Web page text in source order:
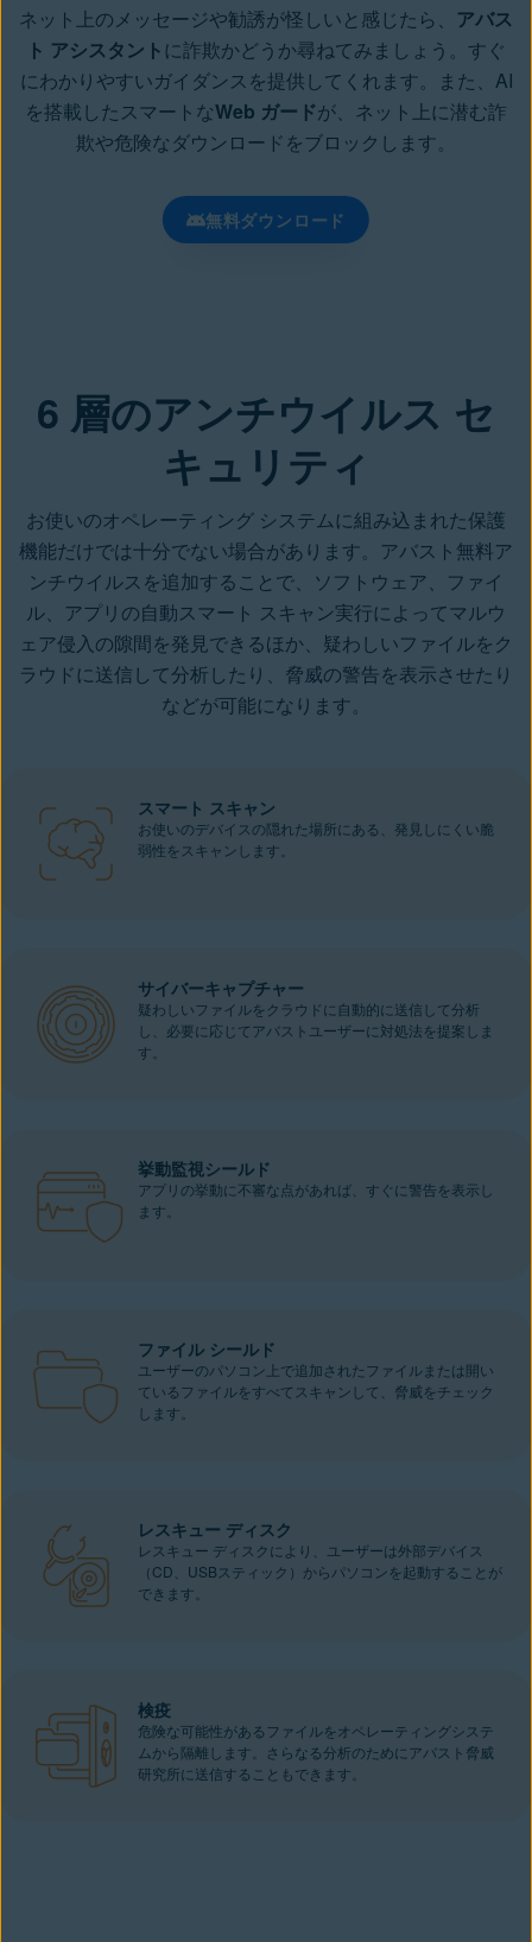
ネット上のメッセージや勧誘が怪しいと感じたら、 アバス
ト アシスタント に詐欺かどうか尋ねてみましょう。すぐ
にわかりやすいガイダンスを提供してくれます。また、AI
を搭載したスマートなWeb ガードが、ネット上に潜む詐
欺や危険なダウンロードをブロックします。
無料ダウンロード
6 層のアンチウイルス セ
キュリティ
お使いのオペレーティング システムに組み込まれた保護
機能だけでは十分でない場合があります。アバスト無料ア
ンチウイルスを追加することで、ソフトウェア、ファイ
ル、アプリの自動スマート スキャン実行によってマルウ
ェア侵入の隙間を発見できるほか、疑わしいファイルをク
ラウドに送信して分析したり、脅威の警告を表示させたり
などが可能になります。
スマート スキャン
お使いのデバイスの隠れた場所にある、発見しにくい脆
弱性をスキャンします。
サイバーキャプチャー
疑わしいファイルをクラウドに自動的に送信して分析
し、必要に応じてアバストユーザーに対処法を提案しま
す。
挙動監視シールド
アプリの挙動に不審な点があれば、すぐに警告を表示し
ます。
ファイル シールド
ユーザーのパソコン上で追加されたファイルまたは開い
ているファイルをすべてスキャンして、脅威をチェック
します。
レスキュー ディスク
レスキュー ディスクにより、ユーザーは外部デバイス
（CD、USBスティック）からパソコンを起動することが
できます。
検疫
危険な可能性があるファイルをオペレーティングシステ
ムから隔離します。さらなる分析のためにアバスト脅威
研究所に送信することもできます。